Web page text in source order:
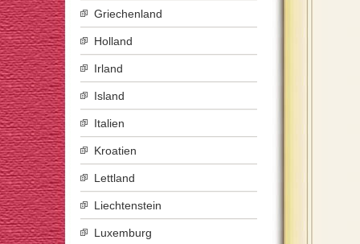
Griechenland
Holland
Irland
Island
Italien
Kroatien
Lettland
Liechtenstein
Luxemburg